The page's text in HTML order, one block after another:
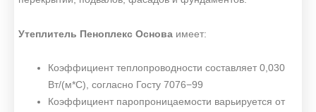
Утеплитель Пеноплекс Основа имеет:
Коэффициент теплопроводности составляет 0,030
Вт/(м*С), согласно Госту 7076−99
Коэффициент паропроницаемости варьируется от